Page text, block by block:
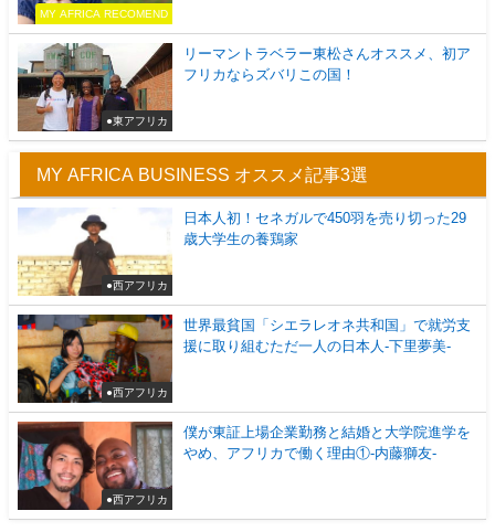
MY AFRICA RECOMEND
●東アフリカ
リーマントラベラー東松さんオススメ、初ア
フリカならズバリこの国！
MY AFRICA BUSINESS オススメ記事3選
●西アフリカ
日本人初！セネガルで450羽を売り切った29
歳大学生の養鶏家
●西アフリカ
世界最貧国「シエラレオネ共和国」で就労支
援に取り組むただ一人の日本人-下里夢美-
●西アフリカ
僕が東証上場企業勤務と結婚と大学院進学を
やめ、アフリカで働く理由①-内藤獅友-